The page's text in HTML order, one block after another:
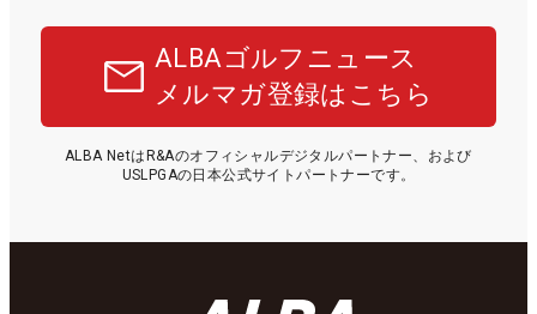
ALBAゴルフニュース
メルマガ登録はこちら
ALBA NetはR&Aのオフィシャルデジタルパートナー、および
USLPGAの日本公式サイトパートナーです。